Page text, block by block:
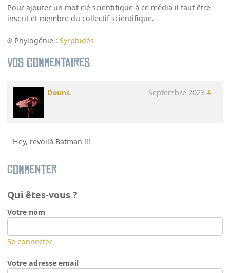
Pour ajouter un mot clé scientifique à ce média il faut être
inscrit et membre du collectif scientifique.
Phylogénie :Syrphidés
Vos commentaires
Deuns Septembre 2023 #
Hey, revoilà Batman !!!
Commenter
Qui êtes-vous ?
Votre nom
Se connecter
Votre adresse email